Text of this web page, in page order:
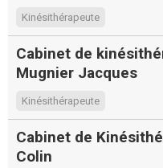
Kinésithérapeute
Cabinet de
Mugnier Jacques
Kinésithérapeute
Cabinet de
Colin